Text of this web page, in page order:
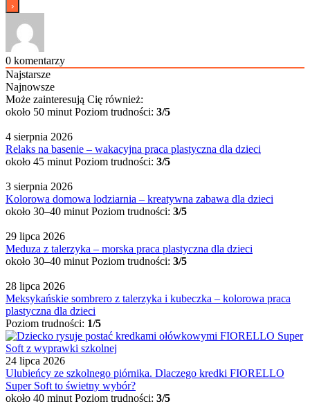
0 komentarzy
Najstarsze
Najnowsze
Może zainteresują Cię również:
około 50 minut Poziom trudności: 3/5
4 sierpnia 2026
Relaks na basenie – wakacyjna praca plastyczna dla dzieci
około 45 minut Poziom trudności: 3/5
3 sierpnia 2026
Kolorowa domowa lodziarnia – kreatywna zabawa dla dzieci
około 30–40 minut Poziom trudności: 3/5
29 lipca 2026
Meduza z talerzyka – morska praca plastyczna dla dzieci
około 30–40 minut Poziom trudności: 3/5
28 lipca 2026
Meksykańskie sombrero z talerzyka i kubeczka – kolorowa praca
plastyczna dla dzieci
Poziom trudności: 1/5
24 lipca 2026
Ulubieńcy ze szkolnego piórnika. Dlaczego kredki FIORELLO
Super Soft to świetny wybór?
około 40 minut Poziom trudności: 3/5